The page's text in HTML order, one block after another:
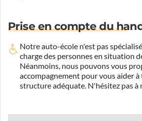
Prise en compte du
Notre auto-école n'est pas
charge des personnes en situation
Néanmoins, nous pouvons vous
accompagnement pour vous aider
structure adéquate. N'hésitez pas à